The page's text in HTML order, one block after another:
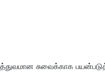
சுவைக்காக